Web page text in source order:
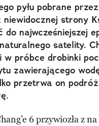
pyłu pobrane
niewidocznej strony
do najwcześniejszej
satelity.
w próbce drobinki
zawierającego
przetrwa on